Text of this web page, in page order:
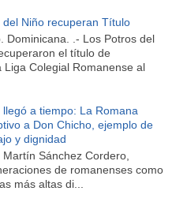
del Niño recuperan Título
Dominicana. .- Los Potros del
el título de
Liga Colegial Romanense al
a tiempo: La Romana
a Don Chicho, ejemplo de
y dignidad
Martín Sánchez Cordero,
de romanenses como
más altas di...